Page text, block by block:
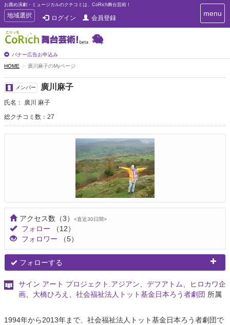
お薦め演劇・ミュージカルのクチコミは、CoRich舞台芸術！
T
o
g
g
e
n
a
v
i
g
t
i
地域選択 ログイン 会員登録
バナー広告お申込み
T
o
a
t
menu
HOME 廣川麻子のMyページ
メンバー 廣川麻子
氏名： 廣川 麻子
総クチコミ数：27
アクセス数 （3） <直近30日間>
フォロー
（12）
フォロワー
（5）
フォローする
サイン アート プロジェクト.アジアン デフアトム
ヒロカワ企
画
大橋ひろえ 社会福祉法人トット基金日本ろう者劇団 所属
1994年から2013年まで、社会福祉法人トット基金日本ろう者劇団で